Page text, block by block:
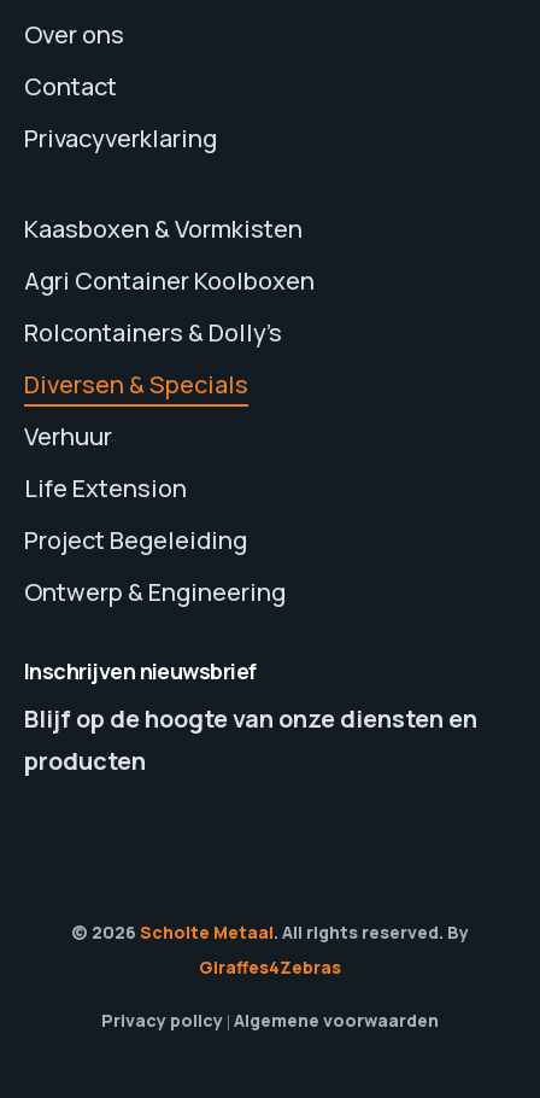
Over ons
Contact
Privacyverklaring
Kaasboxen & Vormkisten
Agri Container Koolboxen
Rolcontainers & Dolly’s
Diversen & Specials
Verhuur
Life Extension
Project Begeleiding
Ontwerp & Engineering
Inschrijven nieuwsbrief
Blijf op de hoogte van onze diensten en
producten
© 2026 Scholte Metaal. All rights reserved. By
Giraffes4Zebras
Privacy policy Algemene voorwaarden